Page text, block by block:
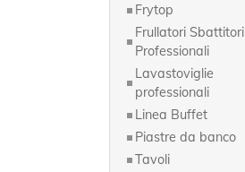
Frytop
Frullatori Sbattitori
Professionali
Lavastoviglie
professionali
Linea Buffet
Piastre da banco
Tavoli